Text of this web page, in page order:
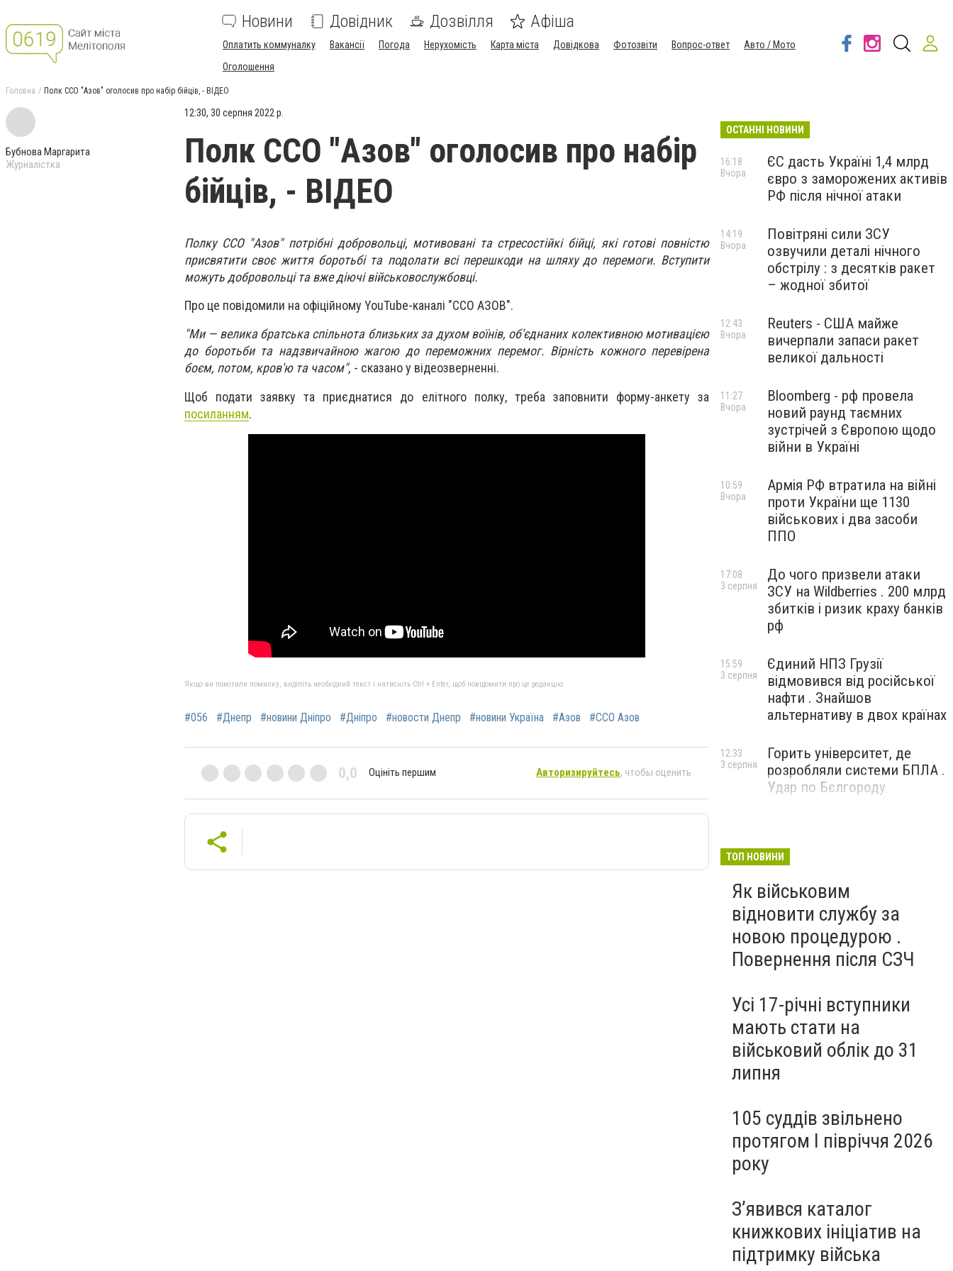
Новини Довідник Дозвілля Афіша
Оплатить коммуналку Вакансії Погода Нерухомість Карта міста Довідкова Фотозвіти Вопрос-ответ
Авто / Мото
Оголошення
Головна Полк ССО "Азов" оголосив про набір бійців, - ВІДЕО
Бубнова Маргарита
Журналістка
12:30, 30 серпня 2022 р.
Полк ССО "Азов" оголосив про набір
бійців, - ВІДЕО
Полку ССО "Азов" потрібні добровольці, мотивовані та стресостійкі бійці, які готові повністю
присвятити своє життя боротьбі та подолати всі перешкоди на шляху до перемоги. Вступити
можуть добровольці та вже діючі військовослужбовці.
Про це повідомили на офіційному YouTube-каналі "ССО АЗОВ".
"Ми — велика братська спільнота близьких за духом воїнів, об'єднаних колективною мотивацією
до боротьби та надзвичайною жагою до переможних перемог. Вірність кожного перевірена
боєм, потом, кров'ю та часом", - сказано у відеозверненні.
Щоб подати заявку та приєднатися до елітного полку, треба заповнити форму-анкету за
посиланням.
Якщо ви помітили помилку, виділіть необхідний текст і натисніть Ctrl + Enter, щоб повідомити про це редакцію
#056 #Днепр #новини Дніпро #Дніпро #новости Днепр #новини Україна #Азов #ССО Азов
0,0 Оцініть першим Авторизируйтесь, чтобы оценить
ОСТАННІ НОВИНИ
ЄС дасть Україні 1,4 млрд
євро з заморожених активів
РФ після нічної атаки
16:18
Вчора
Повітряні сили ЗСУ
озвучили деталі нічного
обстрілу : з десятків ракет
– жодної збитої
14:19
Вчора
Reuters - США майже
вичерпали запаси ракет
великої дальності
12:43
Вчора
Bloomberg - рф провела
новий раунд таємних
зустрічей з Європою щодо
війни в Україні
11:27
Вчора
Армія РФ втратила на війні
проти України ще 1130
військових і два засоби
ППО
10:59
Вчора
До чого призвели атаки
ЗСУ на Wildberries . 200 млрд
збитків і ризик краху банків
рф
17:08
3 серпня
Єдиний НПЗ Грузії
відмовився від російської
нафти . Знайшов
альтернативу в двох країнах
15:59
3 серпня
Горить університет, де
розробляли системи БПЛА .
Удар по Бєлгороду
12:33
3 серпня
ТОП НОВИНИ
Як військовим
відновити службу за
новою процедурою .
Повернення після СЗЧ
Усі 17-річні вступники
мають стати на
військовий облік до 31
липня
105 суддів звільнено
протягом I півріччя 2026
року
З’явився каталог
книжкових ініціатив на
підтримку війська